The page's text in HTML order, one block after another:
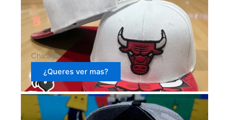
Chicago
¿Queres ver mas?